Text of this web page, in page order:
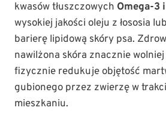
kwasów tłuszczowych Omega-3
wysokiej jakości oleju z łososia
barierę lipidową skóry psa.
nawilżona skóra znacznie wolniej
fizycznie redukuje objętość
gubionego przez zwierzę w
mieszkaniu.